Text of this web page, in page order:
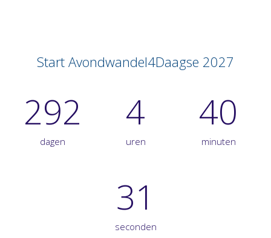
Start Avondwandel4Daagse 2027
292
dagen
4
uren
40
minuten
30
seconden